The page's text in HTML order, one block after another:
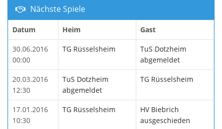
Nächste Spiele
Datum Heim Gast
30.06.2016
00:00
TG Rüsselsheim
TuS Dotzheim
abgemeldet
20.03.2016
12:30
TuS Dotzheim
abgemeldet
TG Rüsselsheim
17.01.2016
10:30
TG Rüsselsheim
HV Biebrich
ausgeschieden